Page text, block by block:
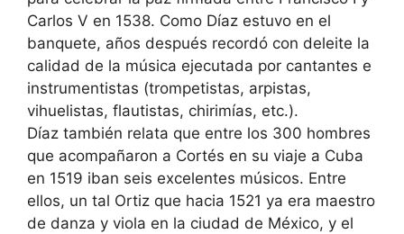
Carlos V en 1538. Como Díaz estuvo en el
banquete, años después recordó con deleite la
calidad de la música ejecutada por cantantes e
instrumentistas (trompetistas, arpistas,
vihuelistas, flautistas, chirimías, etc.).
Díaz también relata que entre los 300 hombres
que acompañaron a Cortés en su viaje a Cuba
en 1519 iban seis excelentes músicos. Entre
ellos, un tal Ortiz que hacia 1521 ya era maestro
de danza y viola en la ciudad de México, y el